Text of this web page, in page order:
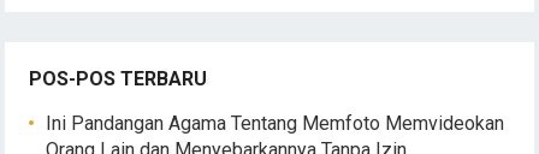
POS-POS TERBARU
Ini Pandangan Agama Tentang Memfoto Memvideokan